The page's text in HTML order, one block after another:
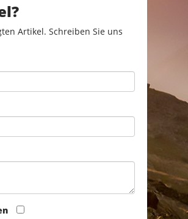
Artikel. Schreiben Sie uns